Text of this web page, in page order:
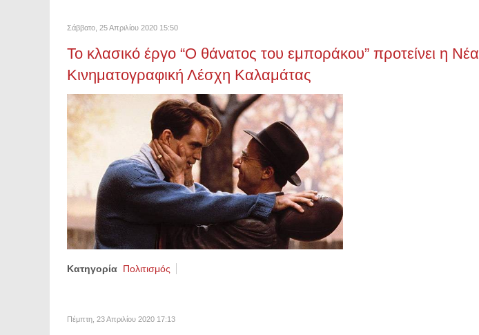
Σάββατο, 25 Απριλίου 2020 15:50
Το κλασικό έργο “Ο θάνατος του εμποράκου” προτείνει η Νέα
Κινηματογραφική Λέσχη Καλαμάτας
Κατηγορία Πολιτισμός
Πέμπτη, 23 Απριλίου 2020 17:13